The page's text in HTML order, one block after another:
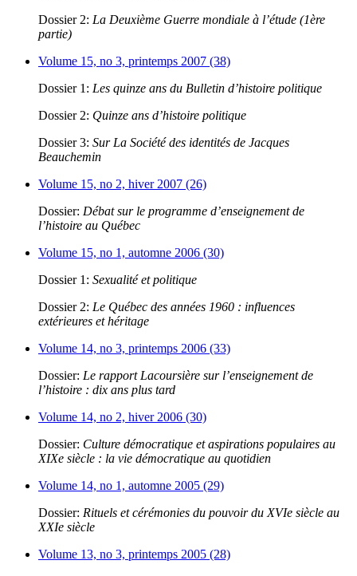
Dossier 2: La Deuxième Guerre mondiale à l’étude (1ère
partie)
Volume 15, no 3, printemps 2007 (38)
Dossier 1: Les quinze ans du Bulletin d’histoire politique
Dossier 2: Quinze ans d’histoire politique
Dossier 3: Sur La Société des identités de Jacques
Beauchemin
Volume 15, no 2, hiver 2007 (26)
Dossier: Débat sur le programme d’enseignement de
l’histoire au Québec
Volume 15, no 1, automne 2006 (30)
Dossier 1: Sexualité et politique
Dossier 2: Le Québec des années 1960 : influences
extérieures et héritage
Volume 14, no 3, printemps 2006 (33)
Dossier: Le rapport Lacoursière sur l’enseignement de
l’histoire : dix ans plus tard
Volume 14, no 2, hiver 2006 (30)
Dossier: Culture démocratique et aspirations populaires au
XIXe siècle : la vie démocratique au quotidien
Volume 14, no 1, automne 2005 (29)
Dossier: Rituels et cérémonies du pouvoir du XVIe siècle au
XXIe siècle
Volume 13, no 3, printemps 2005 (28)